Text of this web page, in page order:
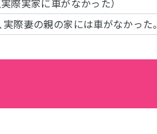
際実家に車がなかった）
際妻の親の家には車がなかった。